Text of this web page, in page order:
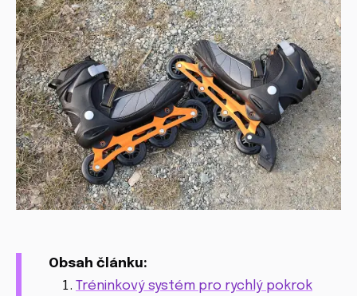
Obsah článku:
Tréninkový systém pro rychlý pokrok